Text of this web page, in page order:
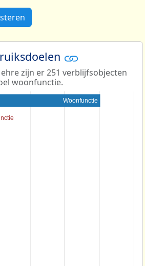
zijn er 251 verblijfsobjecten
woonfunctie.
Woonfunctie